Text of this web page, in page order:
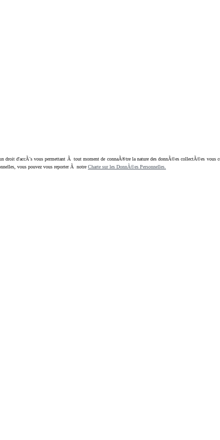
d'accÃ¨s vous permettant Ã tout moment de connaÃ®tre la nature des donnÃ©es collectÃ©es vous
vous pouvez vous reporter Ã notre Charte sur les DonnÃ©es Personnelles.